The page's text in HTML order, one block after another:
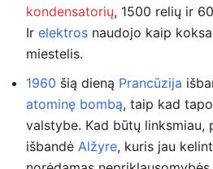
kondensatorių, 1500 relių ir
Ir elektros naudojo kaip
miestelis.
1960 šią dieną Prancūzija
atominę bombą, taip kad
valstybe. Kad būtų linksmiau,
išbandė Alžyre, kuris jau